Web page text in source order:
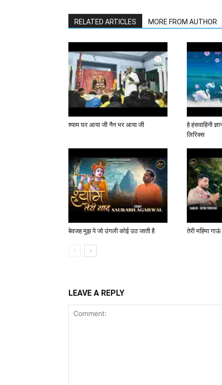
RELATED ARTICLES MORE FROM AUTHOR
श्याम घर आया जी नैन भर आया जी
हे हंसवाहिनी
लिरिक्स
बेवजह मुझ पे जो उंगली कोई उठ जाती है तेरी महिमा
LEAVE A REPLY